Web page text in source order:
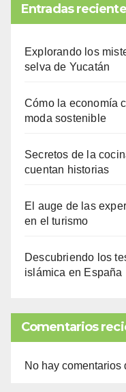
Entradas
Explorando los
selva de Yucatán
Cómo la economía
moda sostenible
Secretos de la
cuentan historias
El auge de las
en el turismo
Descubriendo los
islámica en España
Comentarios
No hay comentarios